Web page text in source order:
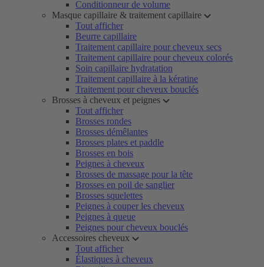
Conditionneur de volume
Masque capillaire & traitement capillaire
Tout afficher
Beurre capillaire
Traitement capillaire pour cheveux secs
Traitement capillaire pour cheveux colorés
Soin capillaire hydratation
Traitement capillaire à la kératine
Traitement pour cheveux bouclés
Brosses à cheveux et peignes
Tout afficher
Brosses rondes
Brosses démêlantes
Brosses plates et paddle
Brosses en bois
Peignes à cheveux
Brosses de massage pour la tête
Brosses en poil de sanglier
Brosses squelettes
Peignes à couper les cheveux
Peignes à queue
Peignes pour cheveux bouclés
Accessoires cheveux
Tout afficher
Élastiques à cheveux